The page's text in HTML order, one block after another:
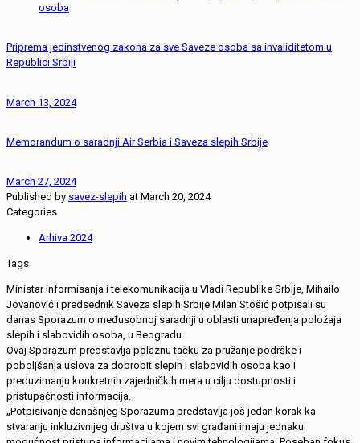
osoba
Priprema jedinstvenog zakona za sve Saveze osoba sa invaliditetom u
Republici Srbiji
March 13, 2024
Memorandum o saradnji Air Serbia i Saveza slepih Srbije
March 27, 2024
Published by savez-slepih at March 20, 2024
Categories
Arhiva 2024
Tags
Ministar informisanja i telekomunikacija u Vladi Republike Srbije, Mihailo
Jovanović i predsednik Saveza slepih Srbije Milan Stošić potpisali su
danas Sporazum o međusobnoj saradnji u oblasti unapređenja položaja
slepih i slabovidih osoba, u Beogradu.
Ovaj Sporazum predstavlja polaznu tačku za pružanje podrške i
poboljšanja uslova za dobrobit slepih i slabovidih osoba kao i
preduzimanju konkretnih zajedničkih mera u cilju dostupnosti i
pristupačnosti informacija.
„Potpisivanje današnjeg Sporazuma predstavlja još jedan korak ka
stvaranju inkluzivnijeg društva u kojem svi građani imaju jednaku